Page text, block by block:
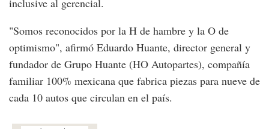
inclusive al gerencial.
"Somos reconocidos por la H de hambre y la O de
optimismo", afirmó Eduardo Huante, director general y
fundador de Grupo Huante (HO Autopartes), compañía
familiar 100% mexicana que fabrica piezas para nueve de
cada 10 autos que circulan en el país.